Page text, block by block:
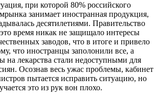
при которой 80% российского
занимает иностранная продукция,
десятилетиями. Правительство
время никак не защищало интересы
заводов, что в итоге и привело
что иностранцы заполонили все, а
на лекарства стали недоступными для
Осознав весь ужас проблемы, кабинет
пытается исправить ситуацию, но
это из рук вон плохо.